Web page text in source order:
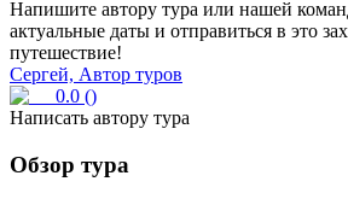
Напишите автору тура или нашей
актуальные даты и отправиться в это
путешествие!
Сергей, Автор туров
0.0 ()
Написать автору тура
Обзор тура